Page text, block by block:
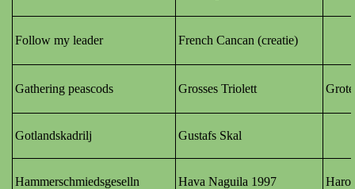
Follow my leader French Cancan (creatie)
Gathering peascods Grosses Triolett
Gotlandskadrilj Gustafs Skal
Hammerschmiedsgeselln Hava Naguila 1997